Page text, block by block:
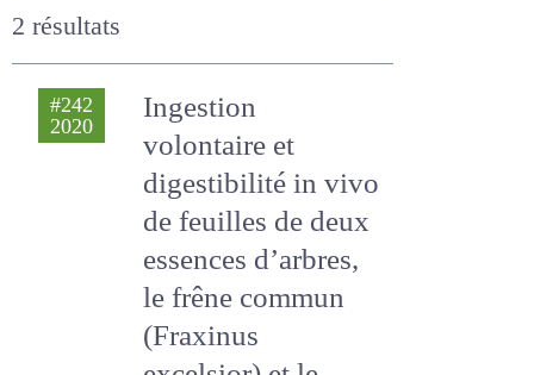
2 résultats
#242
2020
Ingestion
volontaire et
digestibilité in vivo
de feuilles de deux
essences d’arbres,
le frêne commun
(Fraxinus